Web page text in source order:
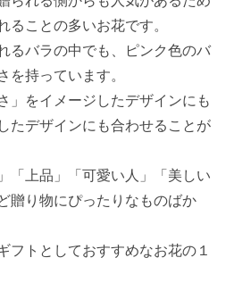
ることの多いお花です。
るバラの中でも、ピンク色のバ
を持っています。
」をイメージしたデザインにも
たデザインにも合わせることが
「上品」「可愛い人」「美しい
贈り物にぴったりなものばか
フトとしておすすめなお花の１